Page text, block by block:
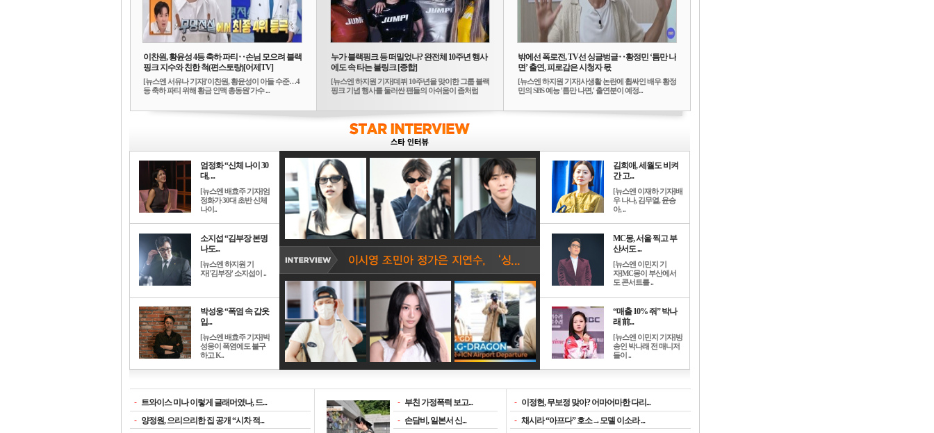
이찬원, 황윤성 4등 축하 파티‥손님 모으려 블랙
핑크 지수와 친한 척(편스토랑)[어제TV]
[뉴스엔 서유나 기자]'이찬원, 황윤성이 아들 수준…4
등 축하 파티 위해 황금 인맥 총동원'가수 ...
누가 블랙핑크 등 떠밀었나? 완전체 10주년 행사
에도 속 타는 블링크 [종합]
[뉴스엔 하지원 기자]데뷔 10주년을 맞이한 그룹 블랙
핑크 기념 행사를 둘러싼 팬들의 아쉬움이 좀처럼
밖에선 폭로전, TV선 싱글벙글‥황정민 ‘틈만 나
면’ 출연, 피로감은 시청자 몫
[뉴스엔 하지원 기자]사생활 논란에 휩싸인 배우 황정
민의 SBS 예능 '틈만 나면,' 출연분이 예정...
엄정화 “신체 나이 30
대, ...
[뉴스엔 배효주 기자]엄
정화가 30대 초반 신체
나이..
소지섭 “김부장 본명
나도...
[뉴스엔 하지원 기
자]'김부장' 소지섭이 ..
박성웅 “폭염 속 갑옷
입...
[뉴스엔 배효주 기자]박
성웅이 폭염에도 불구
하고 K..
김희애, 세월도 비켜
간 고...
[뉴스엔 이재하 기자]배
우 나나, 김무열, 윤승
아, ..
MC몽, 서울 찍고 부
산서도 ...
[뉴스엔 이민지 기
자]MC몽이 부산에서
도 콘서트를 ..
“매출 10% 줘” 박나
래 前...
[뉴스엔 이민지 기자]방
송인 박나래 전 매니저
들이 ..
- 트와이스 미나 이렇게 글래머였나, 드...
- 양정원, 으리으리한 집 공개 “시차 적...
- 부친 가정폭력 보고...
- 손담비, 일본서 신...
- 이정현, 무보정 맞아? 어마어마한 다리...
- 채시라 “아프다” 호소→모델 이소라 ...